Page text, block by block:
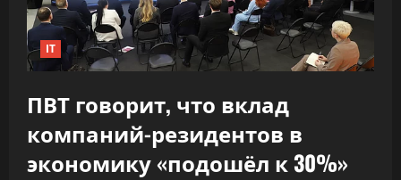
IT
ПВТ говорит, что вклад
компаний-резидентов в
экономику «подошёл к 30%»